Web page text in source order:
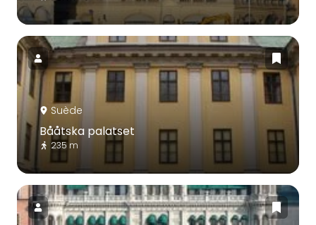
Suède
Bååtska palatset
235 m